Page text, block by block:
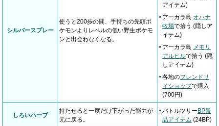
シルバースプレー
使うと200歩の間、手持ちの先頭ポ
ケモンよりレベルの低い野生ポケモ
ンと出会わなくなる。
アイテム)
アーカラ島 オハナ
牧場で拾う (隠しア
イテム)
アーカラ島 メモリ
アルヒルで拾う (隠
しアイテム)
各地のフレンドリ
ィショップで購入
(700円)
しろいハーブ
持たせると一度だけ下がった能力が
元に戻る。
バトルツリー BP景
品アイテム (24BP)